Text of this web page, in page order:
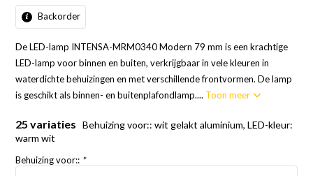
Backorder
De LED-lamp INTENSA-MRM0340 Modern 79 mm is een krachtige
LED-lamp voor binnen en buiten, verkrijgbaar in vele kleuren in
waterdichte behuizingen en met verschillende frontvormen. De lamp
is geschikt als binnen- en buitenplafondlamp.... Toon meer
25 variaties
Behuizing voor:: wit gelakt aluminium, LED-kleur:
warm wit
Behuizing voor:: *